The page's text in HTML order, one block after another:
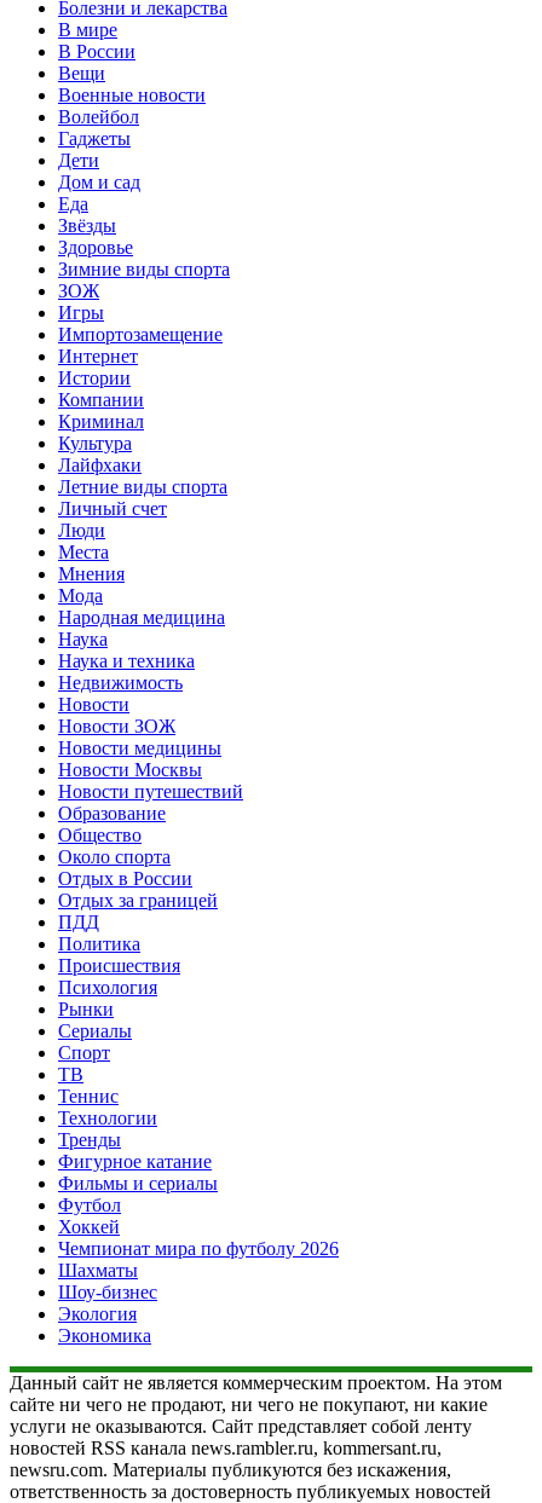
Болезни и лекарства
В мире
В России
Вещи
Военные новости
Волейбол
Гаджеты
Дети
Дом и сад
Еда
Звёзды
Здоровье
Зимние виды спорта
ЗОЖ
Игры
Импортозамещение
Интернет
Истории
Компании
Криминал
Культура
Лайфхаки
Летние виды спорта
Личный счет
Люди
Места
Мнения
Мода
Народная медицина
Наука
Наука и техника
Недвижимость
Новости
Новости ЗОЖ
Новости медицины
Новости Москвы
Новости путешествий
Образование
Общество
Около спорта
Отдых в России
Отдых за границей
ПДД
Политика
Происшествия
Психология
Рынки
Сериалы
Спорт
ТВ
Теннис
Технологии
Тренды
Фигурное катание
Фильмы и сериалы
Футбол
Хоккей
Чемпионат мира по футболу 2026
Шахматы
Шоу-бизнес
Экология
Экономика
Данный сайт не является коммерческим проектом. На этом
сайте ни чего не продают, ни чего не покупают, ни какие
услуги не оказываются. Сайт представляет собой ленту
новостей RSS канала news.rambler.ru, kommersant.ru,
newsru.com. Материалы публикуются без искажения,
ответственность за достоверность публикуемых новостей